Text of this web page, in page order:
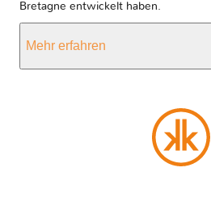
Bretagne entwickelt haben.
Mehr erfahren